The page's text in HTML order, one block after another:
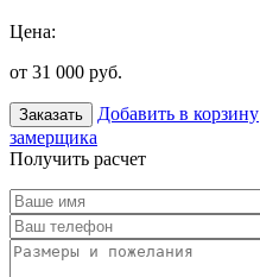
Цена:
от 31 000 руб.
Заказать Добавить в корзину
замерщика
Получить расчет